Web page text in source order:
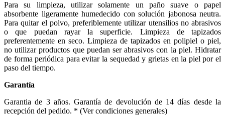
Para su limpieza, utilizar solamente un paño suave o papel
absorbente ligeramente humedecido con solución jabonosa neutra.
Para quitar el polvo, preferiblemente utilizar utensilios no abrasivos
o que puedan rayar la superficie. Limpieza de tapizados
preferentemente en seco. Limpieza de tapizados en polipiel o piel,
no utilizar productos que puedan ser abrasivos con la piel. Hidratar
de forma periódica para evitar la sequedad y grietas en la piel por el
paso del tiempo.
Garantía
Garantia de 3 años. Garantía de devolución de 14 días desde la
recepción del pedido. * (Ver condiciones generales)